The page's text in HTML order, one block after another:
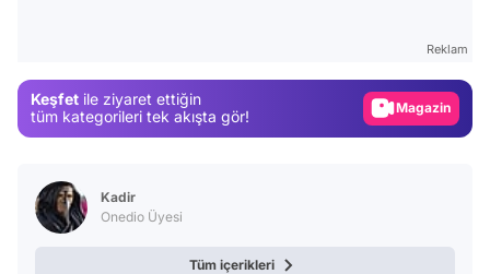
Reklam
Keşfet ile ziyaret ettiğin
tüm kategorileri tek akışta gör!
Video
Kadir
Onedio Üyesi
Tüm içerikleri